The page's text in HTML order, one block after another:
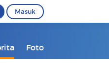
Masuk
Foto